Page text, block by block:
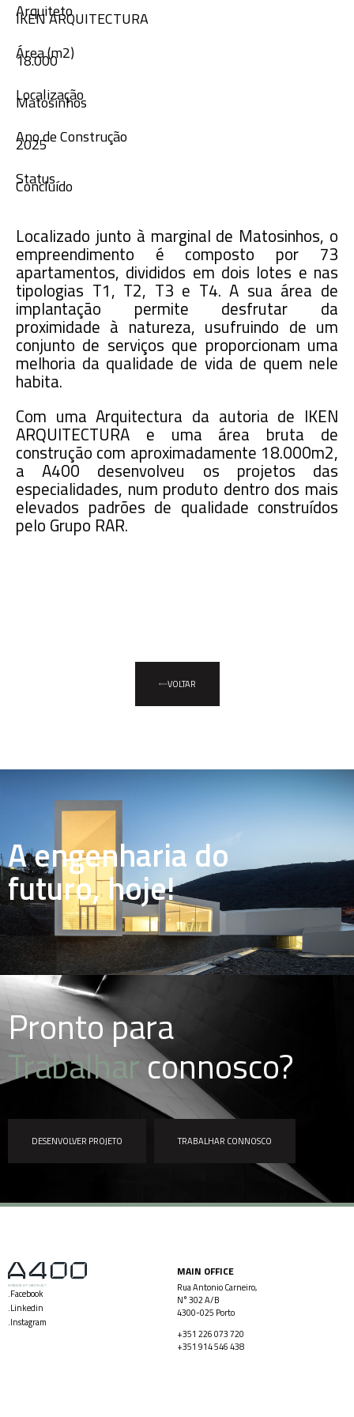
Arquiteto
IKEN ARQUITECTURA
Área (m2)
18.000
Localização
Matosinhos
Ano de Construção
2025
Status
Concluído
Localizado junto à marginal de Matosinhos, o
empreendimento é composto por 73
apartamentos, divididos em dois lotes e nas
tipologias T1, T2, T3 e T4. A sua área de
implantação permite desfrutar da
proximidade à natureza, usufruindo de um
conjunto de serviços que proporcionam uma
melhoria da qualidade de vida de quem nele
habita.
Com uma Arquitectura da autoria de IKEN
ARQUITECTURA e uma área bruta de
construção com aproximadamente 18.000m2,
a A400 desenvolveu os projetos das
especialidades, num produto dentro dos mais
elevados padrões de qualidade construídos
pelo Grupo RAR.
VOLTAR
A engenharia do
futuro, hoje!
Pronto para
Trabalharconnosco?
DESENVOLVER PROJETO TRABALHAR CONNOSCO
.Facebook
.Linkedin
.Instagram
MAIN OFFICE
Rua Antonio Carneiro,
N° 302 A/B
4300-025 Porto
+351 226 073 720
+351 914 546 438